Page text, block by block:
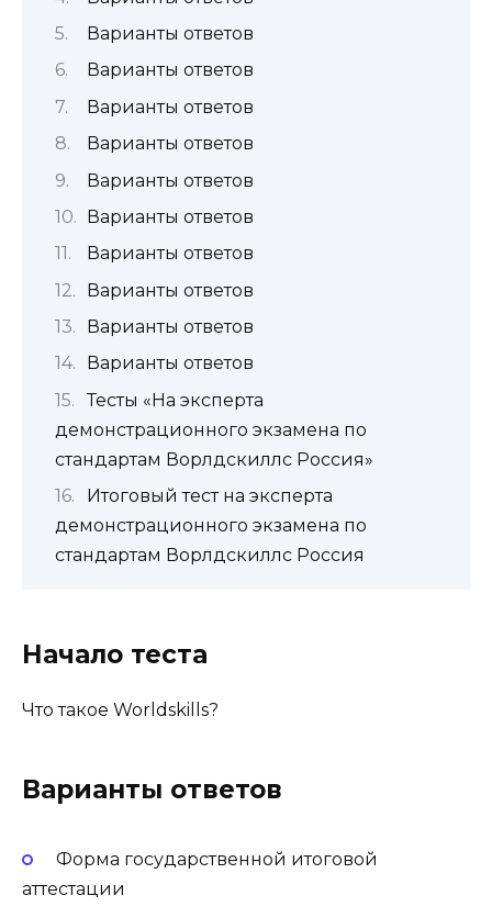
Варианты ответов
Варианты ответов
Варианты ответов
Варианты ответов
Варианты ответов
Варианты ответов
Варианты ответов
Варианты ответов
Варианты ответов
Варианты ответов
Тесты «На эксперта
демонстрационного экзамена по
стандартам Ворлдскиллс Россия»
Итоговый тест на эксперта
демонстрационного экзамена по
стандартам Ворлдскиллс Россия
Начало теста
Что такое Worldskills?
Варианты ответов
Форма государственной итоговой
аттестации